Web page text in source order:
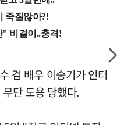
겸 배우 이승기가 인터
단 도용 당했다.